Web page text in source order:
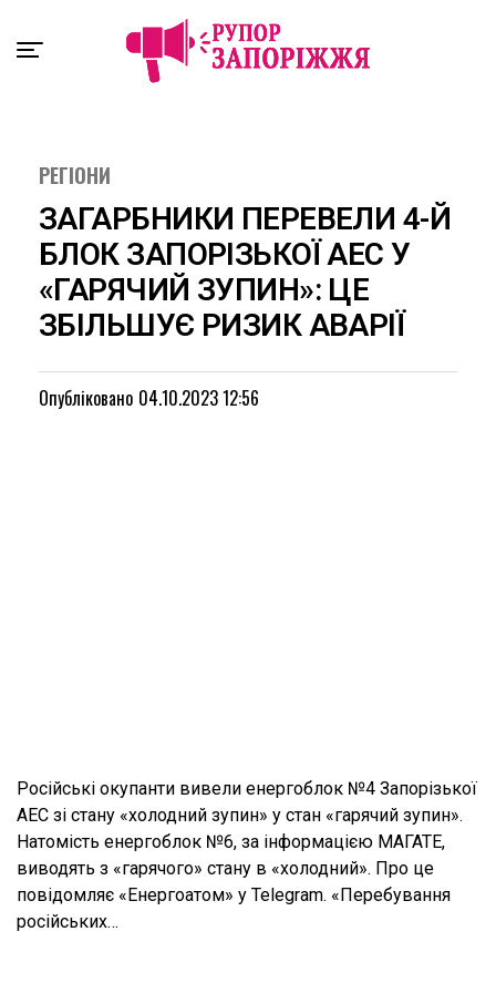
РЕГІОНИ
ЗАГАРБНИКИ ПЕРЕВЕЛИ 4-Й
БЛОК ЗАПОРІЗЬКОЇ АЕС У
«ГАРЯЧИЙ ЗУПИН»: ЦЕ
ЗБІЛЬШУЄ РИЗИК АВАРІЇ
Опубліковано 04.10.2023 12:56
Російські окупанти вивели енергоблок №4 Запорізької
АЕС зі стану «холодний зупин» у стан «гарячий зупин».
Натомість енергоблок №6, за інформацією МАГАТЕ,
виводять з «гарячого» стану в «холодний». Про це
повідомляє «Енергоатом» у Telegram. «Перебування
російських…
Exit mobile version